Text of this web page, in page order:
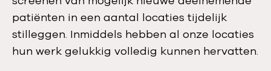
patiënten in een aantal locaties tijdelijk
stilleggen. Inmiddels hebben al onze locaties
hun werk gelukkig volledig kunnen hervatten.